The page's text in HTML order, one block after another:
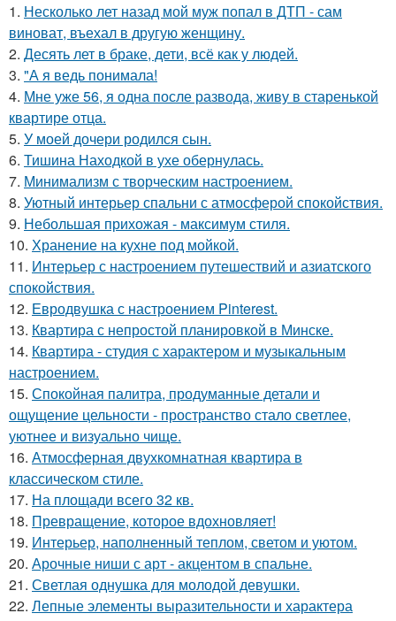
1. Несколько лет назад мой муж попал в ДТП - сам
виноват, въехал в другую женщину.
2. Десять лет в браке, дети, всё как у людей.
3. "А я ведь понимала!
4. Мне уже 56, я одна после развода, живу в старенькой
квартире отца.
5. У моей дочери родился сын.
6. Тишина Находкой в ухе обернулась.
7. Минимализм с творческим настроением.
8. Уютный интерьер спальни с атмосферой спокойствия.
9. Небольшая прихожая - максимум стиля.
10. Хранение на кухне под мойкой.
11. Интерьер с настроением путешествий и азиатского
спокойствия.
12. Евродвушка с настроением Pinterest.
13. Квартира с непростой планировкой в Минске.
14. Квартира - студия с характером и музыкальным
настроением.
15. Спокойная палитра, продуманные детали и
ощущение цельности - пространство стало светлее,
уютнее и визуально чище.
16. Атмосферная двухкомнатная квартира в
классическом стиле.
17. На площади всего 32 кв.
18. Превращение, которое вдохновляет!
19. Интерьер, наполненный теплом, светом и уютом.
20. Арочные ниши с арт - акцентом в спальне.
21. Светлая однушка для молодой девушки.
22. Лепные элементы выразительности и характера